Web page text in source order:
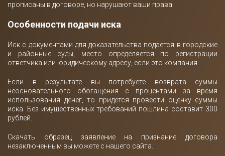
прописаны в договоре, но нарушают ваши права.
Особенности подачи иска
Иск с документами для доказательства подается в городские
и районные суды, место определяется по регистрации
ответчика или юридическому адресу, если это компания.
Если в результате вы потребуете возврата суммы
неосновательного обогащения с процентами за время
использования денег, то придется провести оценку суммы
иска. Без имущественных требований пошлина составит 300
рублей.
Скачать образец заявление на признание договора
незаключенным вы можете с нашего сайта.